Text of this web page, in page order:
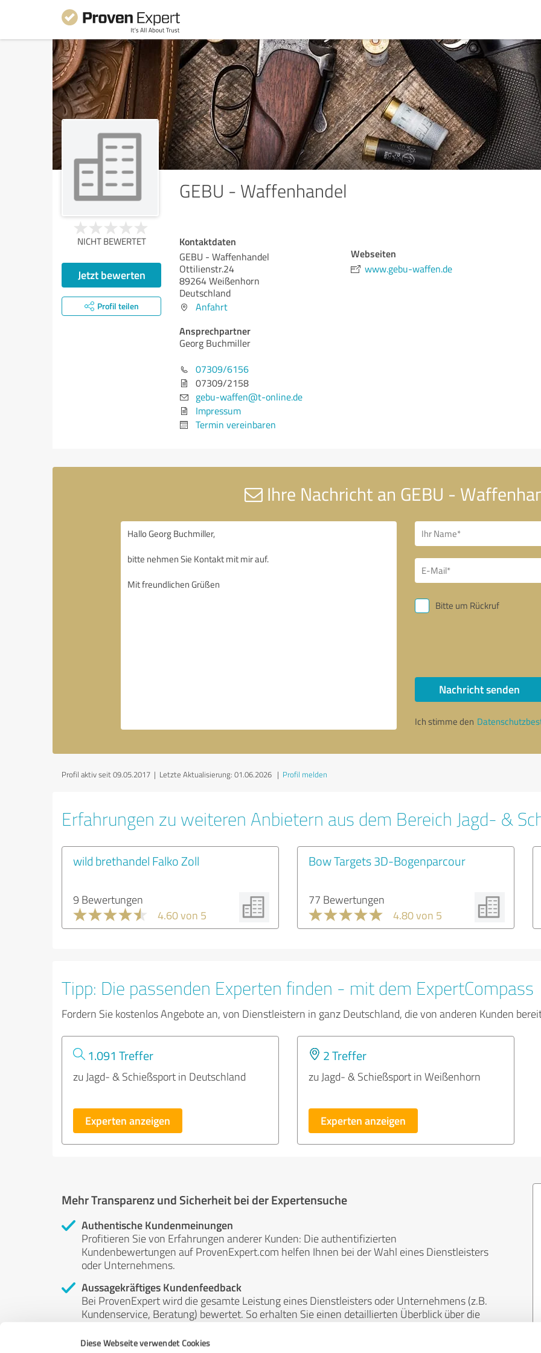
Diese Webseite verwendet Cookies
GEBU - Waffenhandel
NICHT BEWERTET
Jetzt bewerten
Profil teilen
Kontaktdaten
GEBU - Waffenhandel
Ottilienstr.24
89264 Weißenhorn
Deutschland
Anfahrt
Ansprechpartner
Georg Buchmiller
07309/6156
07309/2158
gebu-waffen@t-online.de
Impressum
Termin vereinbaren
Webseiten
www.gebu-waffen.de
Ihre Nachricht an GEBU -
Bitte um Rückruf
Nachricht senden
Ich stimme den
Profil aktiv seit 09.05.2017 | Letzte Aktualisierung: 01.06.2026 | Profil melden
Erfahrungen zu weiteren Anbietern aus dem Bereich Jagd- &
wild brethandel Falko Zoll
9 Bewertungen
4.60 von 5
Bow Targets 3D-Bogenparcour
77 Bewertungen
4.80 von 5
Tipp: Die passenden Experten finden - mit dem ExpertCompass
Fordern Sie kostenlos Angebote an, von Dienstleistern in ganz Deutschland, die von anderen Kunden
1.091 Treffer
zu Jagd- & Schießsport in Deutschland
Experten anzeigen
2 Treffer
zu Jagd- & Schießsport in Weißenhorn
Experten anzeigen
Mehr Transparenz und Sicherheit bei der Expertensuche
Authentische Kundenmeinungen
Profitieren Sie von Erfahrungen anderer Kunden: Die authentifizierten
Kundenbewertungen auf ProvenExpert.com helfen Ihnen bei der Wahl eines Dienstleisters
oder Unternehmens.
Aussagekräftiges Kundenfeedback
Bei ProvenExpert wird die gesamte Leistung eines Dienstleisters oder Unternehmens (z.B.
Kundenservice, Beratung) bewertet. So erhalten Sie einen detaillierten Überblick über die
Unabhängige Bewertungen